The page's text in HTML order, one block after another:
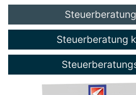
Steuerberatung